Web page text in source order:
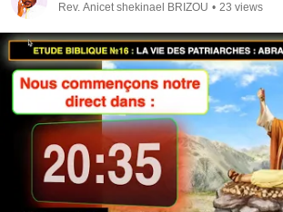
Rev. Anicet shekinael BRIZOU • 23 views